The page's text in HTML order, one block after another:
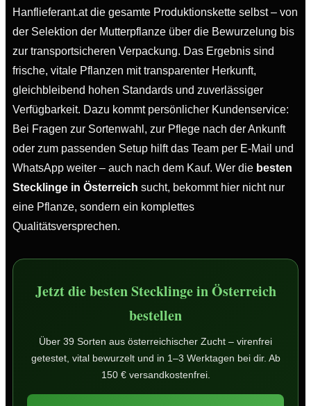
Hanflieferant.at die gesamte Produktionskette selbst – von
der Selektion der Mutterpflanze über die Bewurzelung bis
zur transportsicheren Verpackung. Das Ergebnis sind
frische, vitale Pflanzen mit transparenter Herkunft,
gleichbleibend hohen Standards und zuverlässiger
Verfügbarkeit. Dazu kommt persönlicher Kundenservice:
Bei Fragen zur Sortenwahl, zur Pflege nach der Ankunft
oder zum passenden Setup hilft das Team per E-Mail und
WhatsApp weiter – auch nach dem Kauf. Wer die besten
Stecklinge in Österreich sucht, bekommt hier nicht nur
eine Pflanze, sondern ein komplettes
Qualitätsversprechen.
Jetzt die besten Stecklinge in Österreich
bestellen
Über 39 Sorten aus österreichischer Zucht – virenfrei
getestet, vital bewurzelt und in 1–3 Werktagen bei dir. Ab
150 € versandkostenfrei.